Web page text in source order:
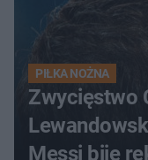
PIŁKA NOŻNA
Zwycięstwo
Messi bije